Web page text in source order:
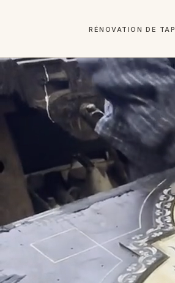
RÉNOVATION DE